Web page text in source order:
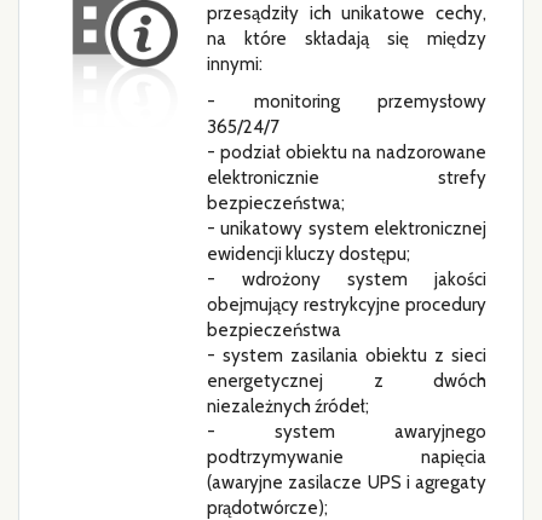
przesądziły ich unikatowe cechy,
na które składają się między
innymi:
- monitoring przemysłowy
365/24/7
- podział obiektu na nadzorowane
elektronicznie strefy
bezpieczeństwa;
- unikatowy system elektronicznej
ewidencji kluczy dostępu;
- wdrożony system jakości
obejmujący restrykcyjne procedury
bezpieczeństwa
- system zasilania obiektu z sieci
energetycznej z dwóch
niezależnych źródeł;
- system awaryjnego
podtrzymywanie napięcia
(awaryjne zasilacze UPS i agregaty
prądotwórcze);